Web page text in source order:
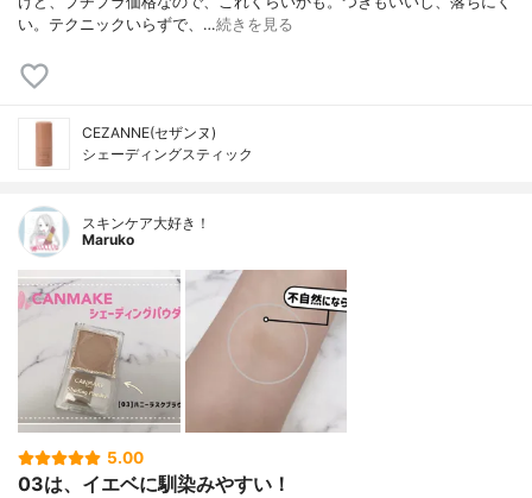
い。テクニックいらずで、…続きを見る
CEZANNE(セザンヌ)
シェーディングスティック
スキンケア大好き！
Maruko
5.00
03は、イエベに馴染みやすい！